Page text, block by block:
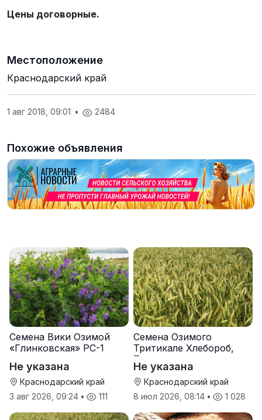
Цены договорные.
Местоположение
Краснодарский край
1 авг 2018, 09:01 • 2484
Похожие объявления
Семена Вики Озимой
«Глинковская» РС-1
Не указана
Краснодарский край
3 авг 2026, 09:24 • 111
Семена Озимого
Тритикале Хлебороб,
Тихон
Не указана
Краснодарский край
8 июл 2026, 08:14 • 1 028